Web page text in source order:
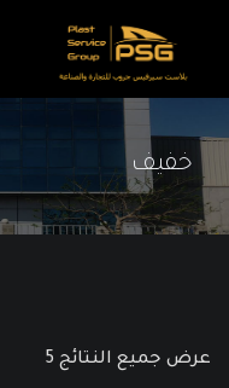
خفيف
عرض جميع النتائج 5